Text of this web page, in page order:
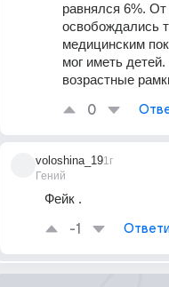
равнялся 6%. От
освобождались
медицинским
мог иметь
возрастные
0
voloshina_19
Гений
1г
Фейк .
-1